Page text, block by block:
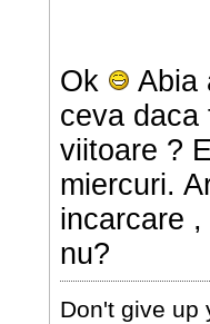
Ok
Abia
ceva daca
viitoare ?
miercuri.
incarcare
nu?
Don't give up